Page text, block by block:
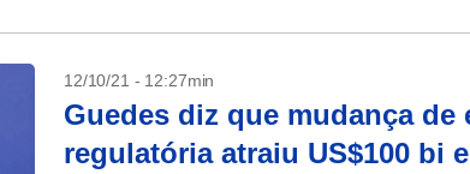
12/10/21 - 12:27min
Guedes diz que mudança de
regulatória atraiu US$100 bi